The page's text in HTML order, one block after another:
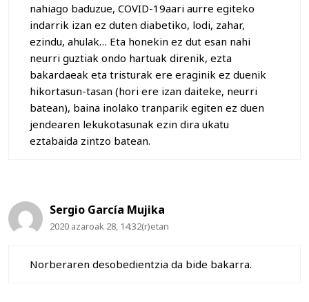
nahiago baduzue, COVID-19aari aurre egiteko
indarrik izan ez duten diabetiko, lodi, zahar,
ezindu, ahulak… Eta honekin ez dut esan nahi
neurri guztiak ondo hartuak direnik, ezta
bakardaeak eta tristurak ere eraginik ez duenik
hikortasun-tasan (hori ere izan daiteke, neurri
batean), baina inolako tranparik egiten ez duen
jendearen lekukotasunak ezin dira ukatu
eztabaida zintzo batean.
Sergio García Mujika
2020 azaroak 28, 14:32(r)etan
Norberaren desobedientzia da bide bakarra.